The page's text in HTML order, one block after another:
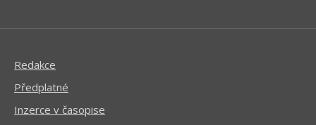
Redakce
Předplatné
Inzerce v časopise